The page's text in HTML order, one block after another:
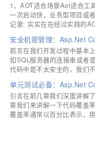
1、AOT适合场景Aot适合工
一次启动快，业务型项目或
记录: 实实在在经过实践的
安全机密管理：Asp.Net
前言在我们开发过程中基本
如SQL服务器的连接串或者
代码中是不太安全的，我们
单元测试必备：Asp.Net
引言在前几章我们深度讲解
章我们来讲解一下代码覆盖
覆盖率通常以百分比表示，